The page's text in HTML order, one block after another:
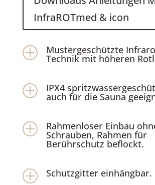
InfraROTmed & icon
P Mustergeschützte
Technik mit höheren
P IPX4
auch für die Sauna
P Rahmenloser Einbau
Schrauben, Rahmen für
Berührschutz beflockt.
P Schutzgitter einhängbar.